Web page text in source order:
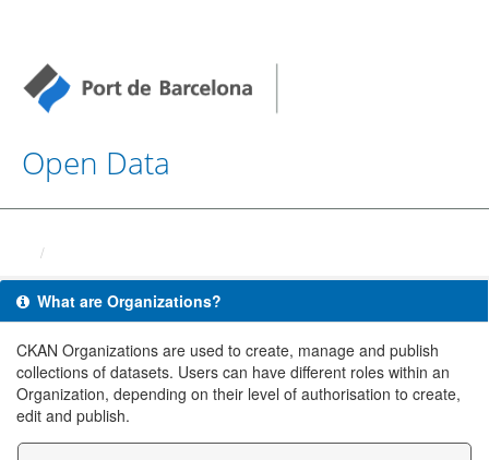
Open Data
What are Organizations?
CKAN Organizations are used to create, manage and publish
collections of datasets. Users can have different roles within an
Organization, depending on their level of authorisation to create,
edit and publish.